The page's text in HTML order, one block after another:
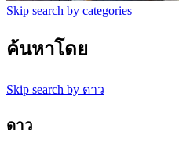
Skip search by categories
ค้นหาโดย
Skip search by ดาว
ดาว